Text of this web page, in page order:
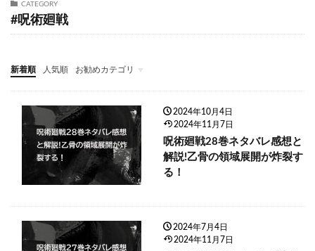
CATEGORY
#呪術廻戦
新着順 人気順 お勧めカテゴリ
#ジョジョ特集
#ジョジョのキャラクター紹介
#ジョジョランキング
#ジョジョアニメ
#ジョジョランズ
#岸辺露伴は動かない
#ジョジョ小説
2024年10月4日
2024年11月7日
呪術廻戦28巻ネタバレ感想と
解説!乙骨の領域展開が炸裂す
る！
2024年7月4日
2024年11月7日